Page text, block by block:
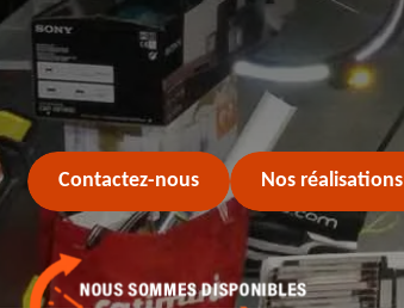
Contactez-nous Nos réalisations